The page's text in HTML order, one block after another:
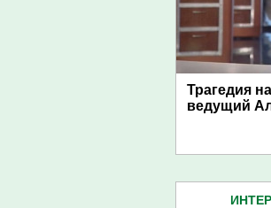
Трагедия
ведущий